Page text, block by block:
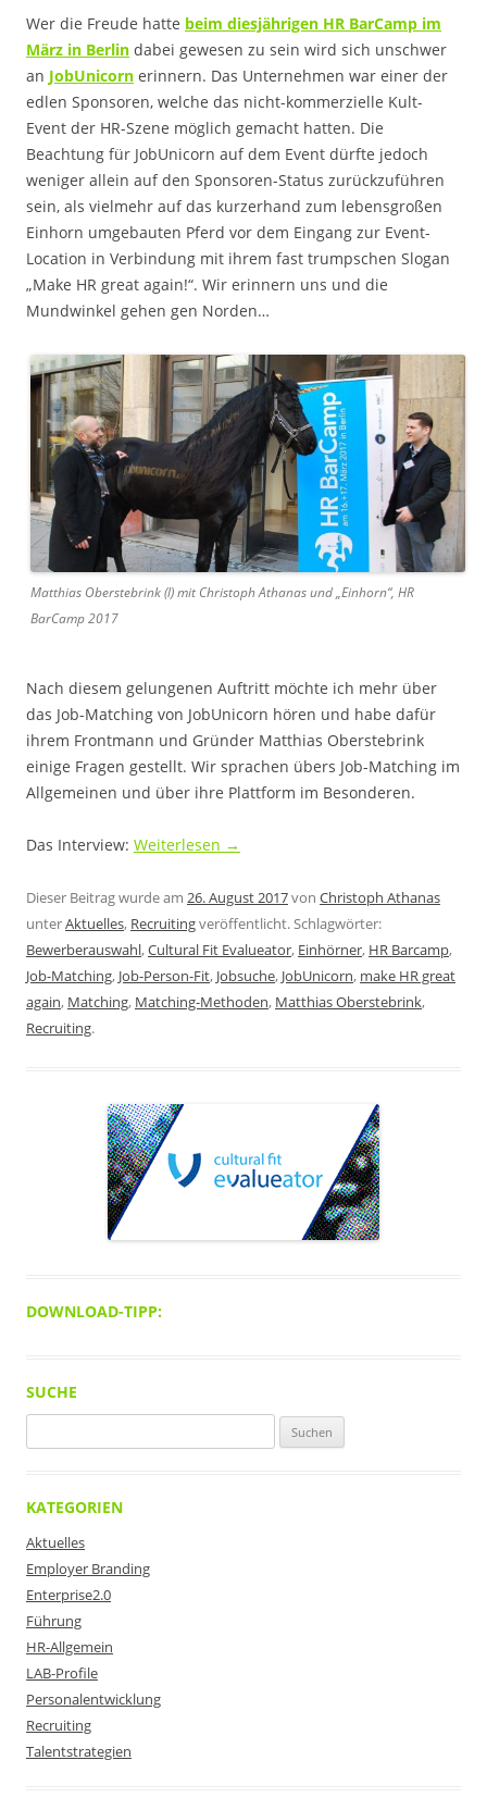
Wer die Freude hatte beim diesjährigen HR BarCamp im
März in Berlin dabei gewesen zu sein wird sich unschwer
an JobUnicorn erinnern. Das Unternehmen war einer der
edlen Sponsoren, welche das nicht-kommerzielle Kult-
Event der HR-Szene möglich gemacht hatten. Die
Beachtung für JobUnicorn auf dem Event dürfte jedoch
weniger allein auf den Sponsoren-Status zurückzuführen
sein, als vielmehr auf das kurzerhand zum lebensgroßen
Einhorn umgebauten Pferd vor dem Eingang zur Event-
Location in Verbindung mit ihrem fast trumpschen Slogan
„Make HR great again!“. Wir erinnern uns und die
Mundwinkel gehen gen Norden…
Matthias Oberstebrink (l) mit Christoph Athanas und „Einhorn“, HR
BarCamp 2017
Nach diesem gelungenen Auftritt möchte ich mehr über
das Job-Matching von JobUnicorn hören und habe dafür
ihrem Frontmann und Gründer Matthias Oberstebrink
einige Fragen gestellt. Wir sprachen übers Job-Matching im
Allgemeinen und über ihre Plattform im Besonderen.
Das Interview: Weiterlesen →
Dieser Beitrag wurde am 26. August 2017von Christoph Athanas
unterAktuelles, Recruitingveröffentlicht. Schlagwörter:
Bewerberauswahl,Cultural Fit Evalueator, Einhörner, HR Barcamp,
Job-Matching, Job-Person-Fit, Jobsuche, JobUnicorn, make HR great
again, Matching, Matching-Methoden, Matthias Oberstebrink,
Recruiting.
DOWNLOAD-TIPP:
SUCHE
nach:
KATEGORIEN
Aktuelles
Employer Branding
Enterprise2.0
Führung
HR-Allgemein
LAB-Profile
Personalentwicklung
Recruiting
Talentstrategien